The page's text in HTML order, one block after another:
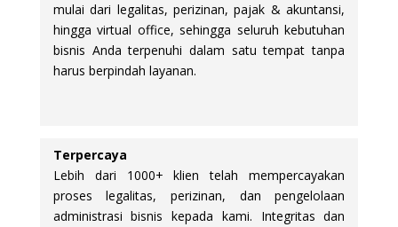
mulai dari legalitas, perizinan, pajak & akuntansi,
hingga virtual office, sehingga seluruh kebutuhan
bisnis Anda terpenuhi dalam satu tempat tanpa
harus berpindah layanan.
Terpercaya
Lebih dari 1000+ klien telah mempercayakan
proses legalitas, perizinan, dan pengelolaan
administrasi bisnis kepada kami. Integritas dan